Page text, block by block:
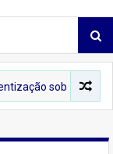
o combate à